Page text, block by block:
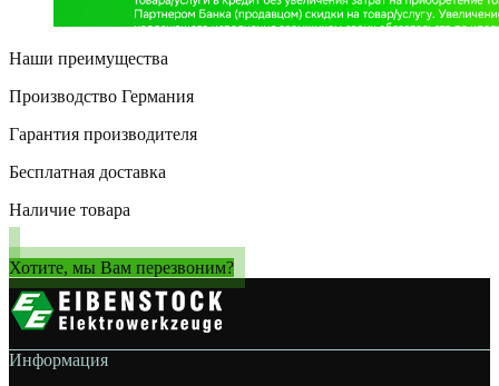
Наши преимущества
Производство Германия
Гарантия производителя
Бесплатная доставка
Наличие товара
Хотите, мы Вам перезвоним?
Информация